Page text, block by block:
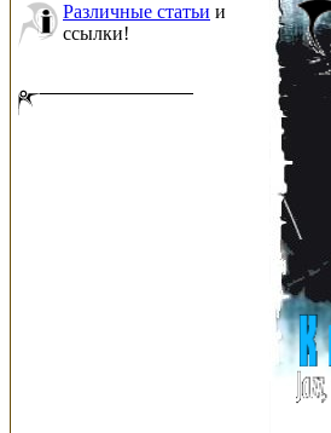
Различные статьи и
ссылки!